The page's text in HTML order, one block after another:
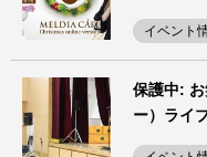
イベント
保護中:
ー）ライ